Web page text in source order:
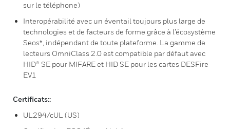
sur le téléphone)
Interopérabilité avec un éventail toujours plus large de
technologies et de facteurs de forme grâce à l’écosystème
Seos*, indépendant de toute plateforme. La gamme de
lecteurs OmniClass 2.0 est compatible par défaut avec
HID® SE pour MIFARE et HID SE pour les cartes DESFire
EV1
Certificats::
UL294/cUL (US)